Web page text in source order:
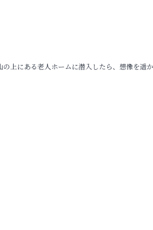
上にある老人ホームに潜入したら、想像を遥